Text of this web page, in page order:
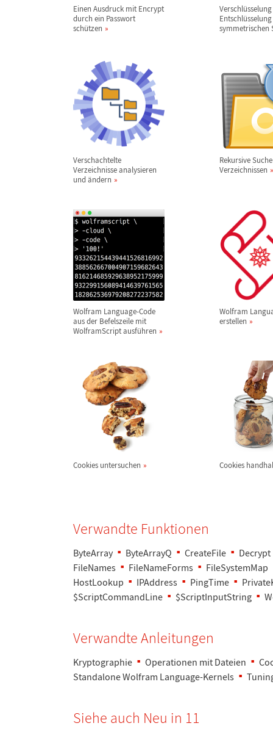
Einen Ausdruck mit Encrypt
durch ein Passwort
schützen
Verschlü
Entschlü
symmetrischen
Verschachtelte
Verzeichnisse analysieren
undändern
Rekursive
Verzeichnissen
Wolfram Language-Code
aus der Befelszeile mit
WolframScript ausführen
Wolfram
erstellen
Cookies untersuchen Cookies
Verwandte Funktionen
ByteArray ByteArrayQ CreateFile
Decrypt
FileNames
FileNameForms
FileSystemMap
HostLookup
IPAddress PingTime
$ScriptCommandLine
$ScriptInputString
Verwandte Anleitungen
Kryptographie Operationen mit Dateien
Standalone Wolfram Language-Kernels
Siehe auch Neu in 11